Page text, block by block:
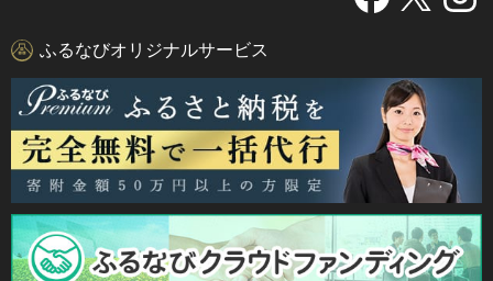
ふるなびオリジナルサービス